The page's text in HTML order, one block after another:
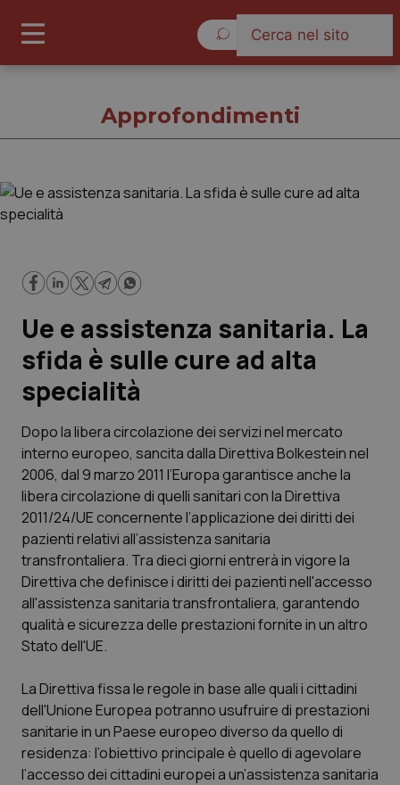
Governo e Parlamento
Regioni e Asl
Lavoro e Professioni
Scienza e Farmaci
Studi e Analisi
Lettere al direttore
Edizioni Regionali
QS Pro
Abruzzo
Basilicata
QS Pro Gold
Artrite & artrosi
QS Club Newsletter
Approfondimenti
Ue e assistenza sanitaria. La
sfida è sulle cure ad alta
specialità
Dopo la libera circolazione dei servizi nel mercato
interno europeo, sancita dalla Direttiva Bolkestein nel
2006, dal 9 marzo 2011 l’Europa garantisce anche la
libera circolazione di quelli sanitari con la Direttiva
2011/24/UE concernente l’applicazione dei diritti dei
pazienti relativi all’assistenza sanitaria
transfrontaliera. Tra dieci giorni entrerà in vigore la
Direttiva che definisce i diritti dei pazienti nell'accesso
all'assistenza sanitaria transfrontaliera, garantendo
qualità e sicurezza delle prestazioni fornite in un altro
Stato dell'UE.
La Direttiva fissa le regole in base alle quali i cittadini
dell'Unione Europea potranno usufruire di prestazioni
sanitarie in un Paese europeo diverso da quello di
residenza: l’obiettivo principale è quello di agevolare
l’accesso dei cittadini europei a un’assistenza sanitaria